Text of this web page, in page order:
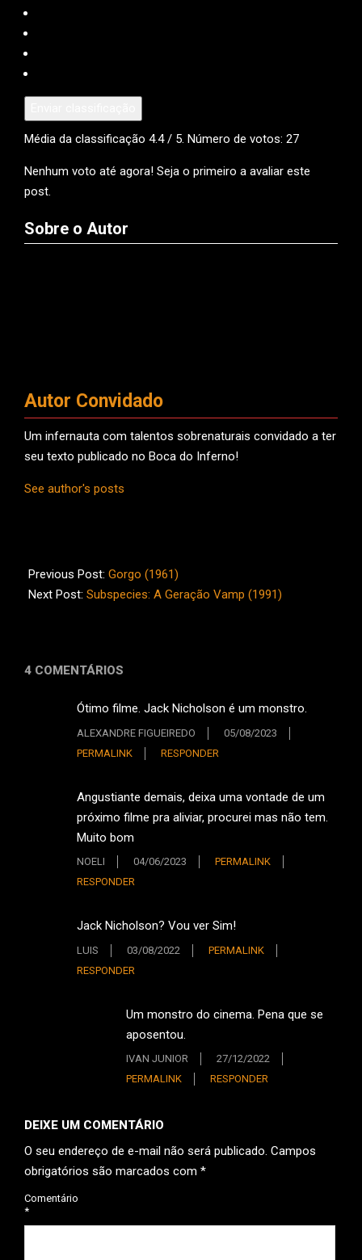
Média da classificação 4.4/ 5. Número de votos: 27
Nenhum voto até agora! Seja o primeiro a avaliar este
post.
Sobre o Autor
Autor Convidado
Um infernauta com talentos sobrenaturais convidado a ter
seu texto publicado no Boca do Inferno!
See author's posts
07-
31
Previous Post: Gorgo (1961)
Next Post: Subspecies: A Geração Vamp (1991)
4 COMENTÁRIOS
Ótimo filme. Jack Nicholson é um monstro.
ALEXANDRE FIGUEIREDO
05/08/2023
PERMALINK
RESPONDER
Angustiante demais, deixa uma vontade de um
próximo filme pra aliviar, procurei mas não tem.
Muito bom
NOELI 04/06/2023
PERMALINK
RESPONDER
Jack Nicholson? Vou ver Sim!
LUIS 03/08/2022
PERMALINK
RESPONDER
Um monstro do cinema. Pena que se
aposentou.
IVAN JUNIOR
27/12/2022
PERMALINK
RESPONDER
DEIXE UM COMENTÁRIO
O seu endereço de e-mail não será publicado. Campos
obrigatórios são marcados com *
Comentário
*